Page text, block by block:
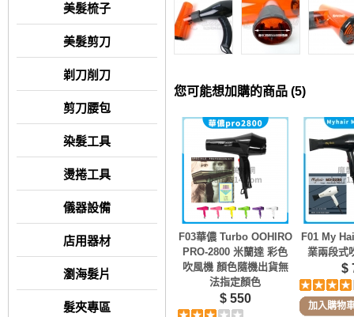
美髮梳子
美髮剪刀
剃刀削刀
剪刀腰包
染髮工具
燙捲工具
儀器設備
店用器材
瀏海髮片
髮夾專區
您可能想加購的商品 (5)
F03華儂 Turbo OOHIRO
PRO-2800 米蘭達 彩色
吹風機 顏色隨機出貨無
法指定顏色
$ 550
F01 My
業兩段式
$
加入購物